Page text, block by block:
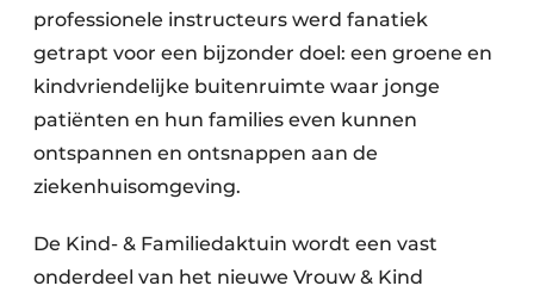
professionele instructeurs werd fanatiek
getrapt voor een bijzonder doel: een groene en
kindvriendelijke buitenruimte waar jonge
patiënten en hun families even kunnen
ontspannen en ontsnappen aan de
ziekenhuisomgeving.
De Kind- & Familiedaktuin wordt een vast
onderdeel van het nieuwe Vrouw & Kind